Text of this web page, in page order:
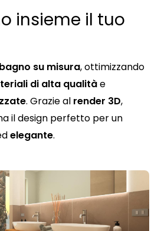
insieme il tuo
su misura, ottimizzando
di alta qualitàe
. Grazie al render 3D,
il design perfetto per un
elegante.